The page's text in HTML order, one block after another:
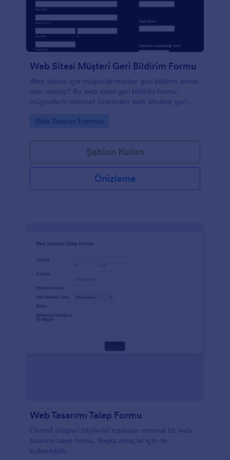
Web Sitesi Müşteri Geri Bildirim Formu
Web siteniz için müşterilerinizden geri bildirim almak
ister misiniz? Bu web sitesi geri bildirim formu,
müşterilerin internet üzerinden web sitesine geri
kolay bir geri bildirim formudur. Bu form şablonunu
özelleştirebilirsiniz.
Go to Category:
Web Tasarım Formları
Şablon Kullan
Önizleme
Web Tasarımı Talep Formu
Önemli müşteri bilgilerini toplayan minimal bir web
tasarımı talep formu. Başka amaçlar için de
kullanılabilir.